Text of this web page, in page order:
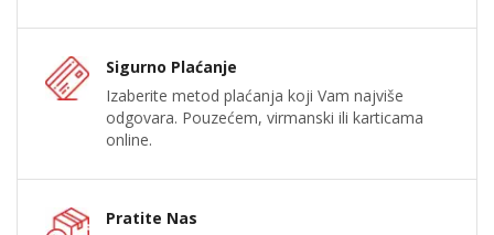
Sigurno Plaćanje
Izaberite metod plaćanja koji Vam najviše
odgovara. Pouzećem, virmanski ili karticama
online.
Pratite Nas